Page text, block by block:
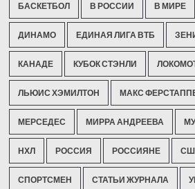
БАСКЕТБОЛ В РОССИИ В МИРЕ
ДИНАМО ЕДИНАЯ ЛИГА ВТБ
КАНАДЕ КУБОК СТЭНЛИ
ЛЬЮИС ХЭМИЛТОН МАКС
МЕРСЕДЕС МИРРА АНДРЕЕВА
НХЛ РОССИЯ РОССИЯНЕ
СПОРТСМЕН СТАТЬИ ЖУРНАЛА